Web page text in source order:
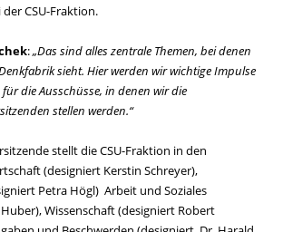
CSU-Fraktion.
:Das sind alles zentrale Themen, bei denen
sieht. Hier werden wir wichtige Impulse
die Ausschüsse, in denen wir die
stellen werden.“
stellt die CSU-Fraktion in den
(designiert Kerstin Schreyer),
Petra Högl) Arbeit und Soziales
Wissenschaft (designiert Robert